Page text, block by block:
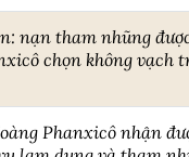
nạn tham nhũng
chọn không vạch
Phanxicô nhận